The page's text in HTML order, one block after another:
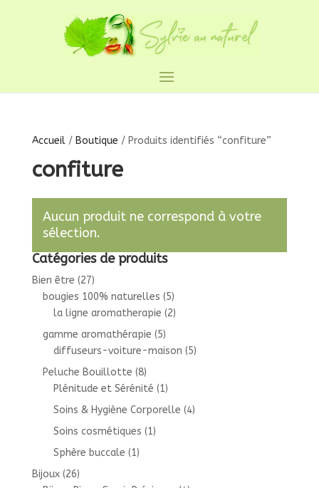
Accueil/ Boutique / Produits identifiés “confiture”
confiture
Aucun produit ne correspond à votre
sélection.
Catégories de produits
Bien être (27)
bougies 100% naturelles (5)
la ligne aromatherapie (2)
gamme aromathérapie (5)
diffuseurs-voiture-maison (5)
Peluche Bouillotte (8)
Plénitude et Sérénité (1)
Soins & Hygiène Corporelle (4)
Soins cosmétiques (1)
Sphère buccale (1)
Bijoux (26)